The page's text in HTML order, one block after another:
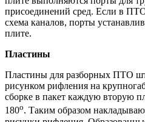
присоединений сред. Если в ПТО
схема каналов, порты
плите.
Пластины
Пластины для разборных ПТО
рисунком рифления на
сборке в пакет каждую вторую
180о. Таким образом